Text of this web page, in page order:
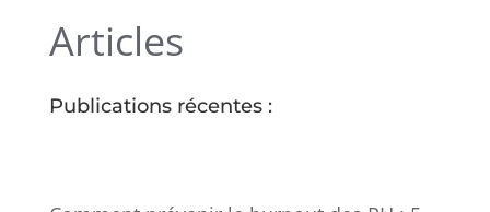
Articles
Publications récentes :